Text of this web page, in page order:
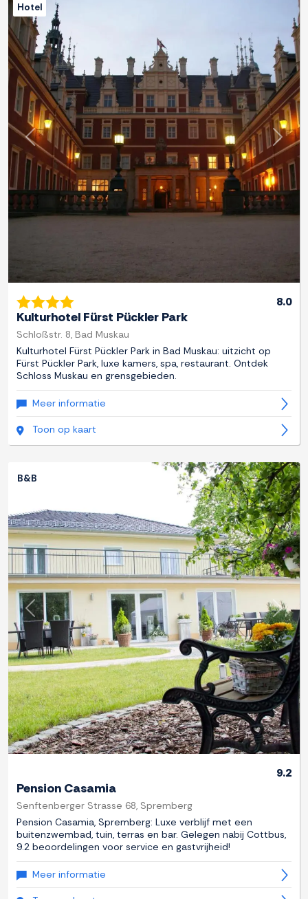
Previous Next
Hotel
8.0
Kulturhotel Fürst Pückler Park
Schloßstr. 8, Bad Muskau
Kulturhotel Fürst Pückler Park in Bad Muskau: uitzicht op
Fürst Pückler Park, luxe kamers, spa, restaurant. Ontdek
Schloss Muskau en grensgebieden.
Meer informatie
Toon op kaart
Previous Next
B&B
9.2
Pension Casamia
Senftenberger Strasse 68, Spremberg
Pension Casamia, Spremberg: Luxe verblijf met een
buitenzwembad, tuin, terras en bar. Gelegen nabij Cottbus,
9.2 beoordelingen voor service en gastvrijheid!
Meer informatie